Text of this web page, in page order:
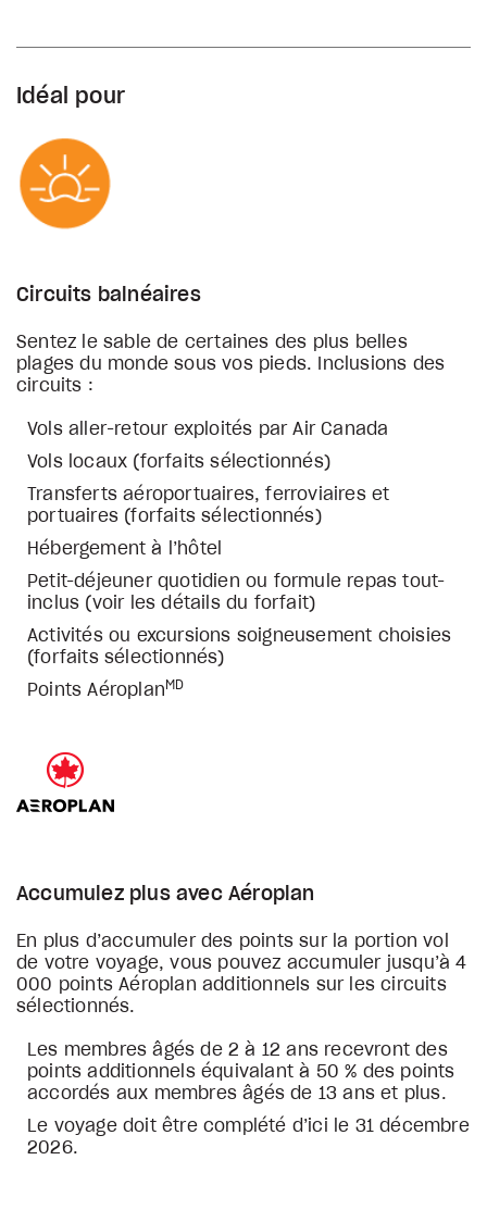
Idéal pour
Circuits balnéaires
Sentez le sable de certaines des plus belles
plages du monde sous vos pieds. Inclusions des
circuits :
Vols aller-retour exploités par Air Canada
Vols locaux (forfaits sélectionnés)
Transferts aéroportuaires, ferroviaires et
portuaires (forfaits sélectionnés)
Hébergement à l’hôtel
Petit-déjeuner quotidien ou formule repas tout-
inclus (voir les détails du forfait)
Activités ou excursions soigneusement choisies
(forfaits sélectionnés)
Points Aéroplan MD
Accumulez plus avec Aéroplan
En plus d’accumuler des points sur la portion vol
de votre voyage, vous pouvez accumuler jusqu’à 4
000 points Aéroplan additionnels sur les circuits
sélectionnés.
Les membres âgés de 2 à 12 ans recevront des
points additionnels équivalant à 50 % des points
accordés aux membres âgés de 13 ans et plus.
Le voyage doit être complété d’ici le 31 décembre
2026.